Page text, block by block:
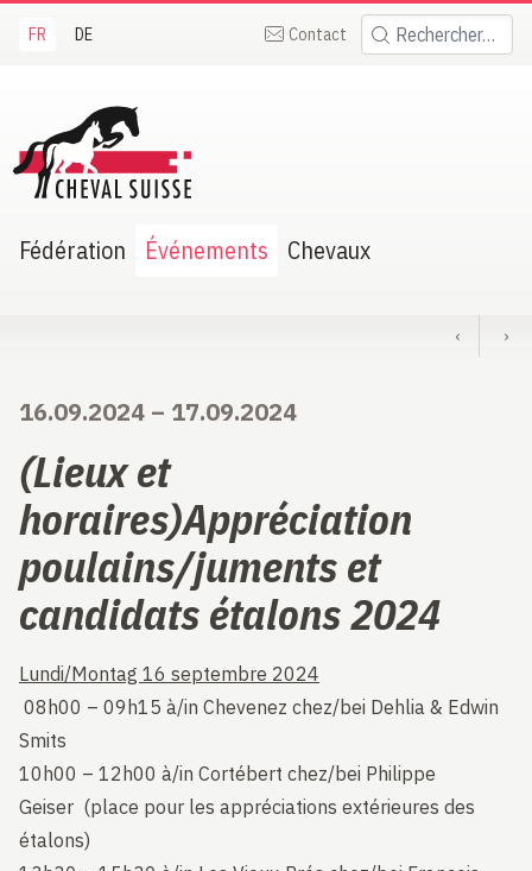
FR DE Contact Rechercher:
Suisse
Fédération Événements Chevaux
‹ ›
16.09.2024 – 17.09.2024
(Lieux et
horaires)Appréciation
poulains/juments et
candidats étalons 2024
Lundi/Montag 16 septembre 2024
08h00 – 09h15 à/in Chevenez chez/bei Dehlia & Edwin
Smits
10h00 – 12h00 à/in Cortébert chez/bei Philippe
Geiser (place pour les appréciations extérieures des
étalons)